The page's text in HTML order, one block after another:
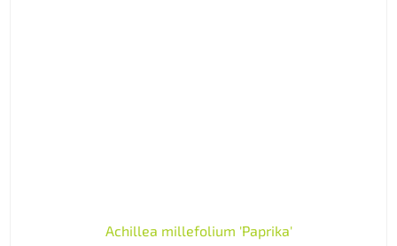
Achillea millefolium 'Paprika'